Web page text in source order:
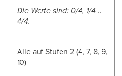
Die Werte sind: 0/4, 1/4 ...
4/4.
Alle auf Stufen 2 (4, 7, 8, 9,
10)